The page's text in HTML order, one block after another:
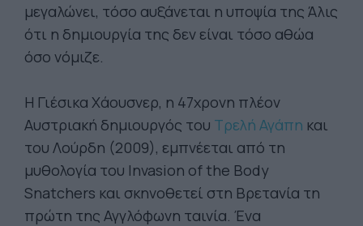
μεγαλώνει, τόσο αυξάνεται η υποψία της Άλις
ότι η δημιουργία της δεν είναι τόσο αθώα
όσο νόμιζε.
Η Γιέσικα Χάουσνερ, η 47χρονη πλέον
Αυστριακή δημιουργός του Τρελή Αγάπη και
του Λούρδη (2009), εμπνέεται από τη
μυθολογία του Invasion of the Body
Snatchers και σκηνοθετεί στη Βρετανία τη
πρώτη της Αγγλόφωνη ταινία. Ένα